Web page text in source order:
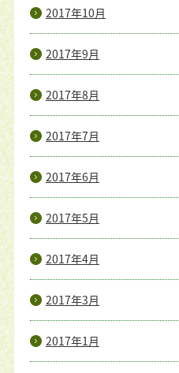
2017年10月
2017年9月
2017年8月
2017年7月
2017年6月
2017年5月
2017年4月
2017年3月
2017年1月